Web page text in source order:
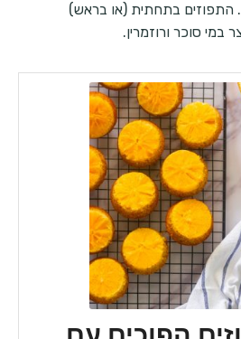
התפוזים בתחתית (או בראש)
במי סוכר ורוזמרין.